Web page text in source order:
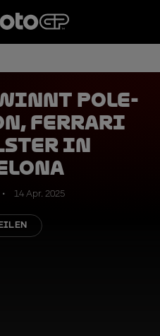
Pole-
Ferrari
in
14 Apr. 2025